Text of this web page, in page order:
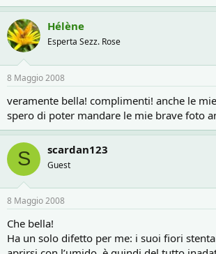
Hélène
Esperta Sezz. Rose
8 Maggio 2008
veramente bella! complimenti! anche le
spero di poter mandare le mie brave foto
S scardan123
Guest
8 Maggio 2008
Che bella!
Ha un solo difetto per me: i suoi fiori